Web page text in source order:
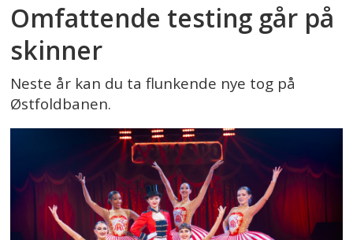
Omfattende testing går på
skinner
Neste år kan du ta flunkende nye tog på
Østfoldbanen.